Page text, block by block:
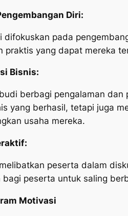
Diri:
difokuskan pada
praktis yang dapat mereka
Bisnis:
berbagi pengalaman
yang berhasil, tetapi juga
usaha mereka.
peserta dalam
bagi peserta untuk saling
Motivasi